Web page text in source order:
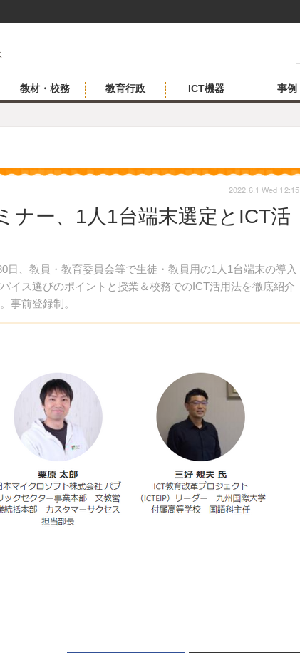
教材・校務 教育行政 ICT機器 事例
ナー、1人1台端末選定とICT活
、教員・教育委員会等で生徒・教員用の1人1台端末の導入
イス選びのポイントと授業＆校務でのICT活用法を徹底紹介
事前登録制。
2022.6.1 Wed 12:15